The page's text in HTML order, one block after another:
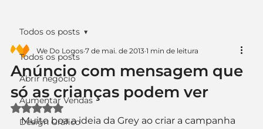
Todos os posts
Abrir negócio
Aumentar Vendas
Design Gráfico
Todos os posts
Anúncio com mensagem que
só as crianças podem ver
We Do Logos 7 de mai. de 2013 1 min de leitura
Avaliado com NaN de 5 estrelas.
Muito boa a ideia da Grey ao criar a campanha